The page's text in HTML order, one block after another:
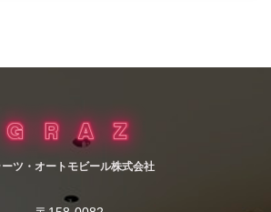
ーツ・オートモビール株式会社